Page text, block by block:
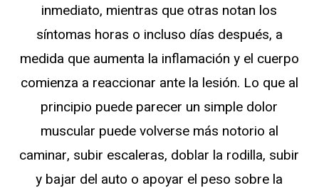
inmediato, mientras que otras notan los
síntomas horas o incluso días después, a
medida que aumenta la inflamación y el cuerpo
comienza a reaccionar ante la lesión. Lo que al
principio puede parecer un simple dolor
muscular puede volverse más notorio al
caminar, subir escaleras, doblar la rodilla, subir
y bajar del auto o apoyar el peso sobre la